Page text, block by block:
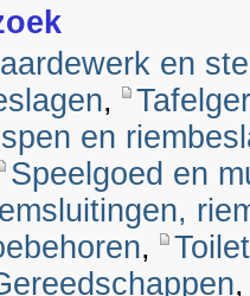
aardewerk en
,
en
Speelgoed en
,